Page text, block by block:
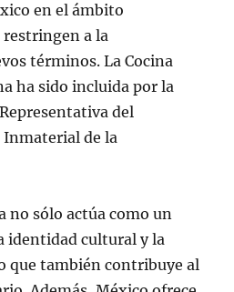
en el ámbito
a la
términos. La Cocina
ha sido incluida por la
del
de la
no sólo actúa como un
identidad cultural y la
que también contribuye al